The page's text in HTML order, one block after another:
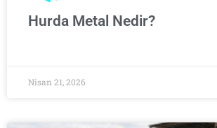
Hurda Metal Nedir?
Nisan 21, 2026